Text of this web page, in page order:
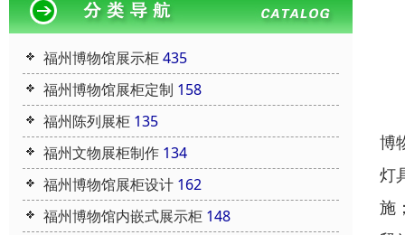
福州博物馆展示柜435
福州博物馆展柜定制 158
福州陈列展柜 135
福州文物展柜制作 134
福州博物馆展柜设计 162
福州博物馆内嵌式展示柜 148
博
灯
施